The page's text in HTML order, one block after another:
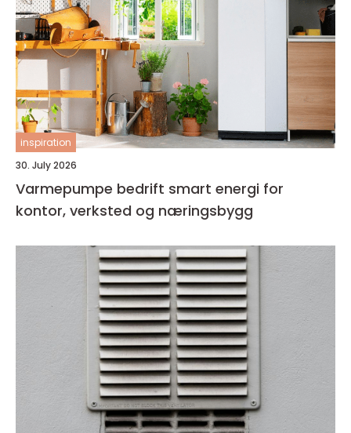
inspiration
30. July 2026
Varmepumpe bedrift smart energi for
kontor, verksted og næringsbygg